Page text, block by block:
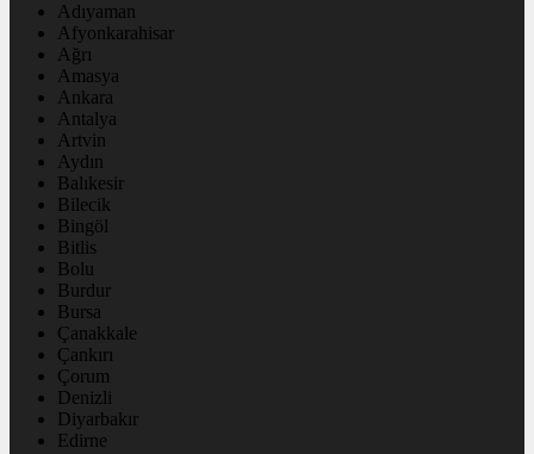
Adıyaman
Afyonkarahisar
Ağrı
Amasya
Ankara
Antalya
Artvin
Aydın
Balıkesir
Bilecik
Bingöl
Bitlis
Bolu
Burdur
Bursa
Çanakkale
Çankırı
Çorum
Denizli
Diyarbakır
Edirne